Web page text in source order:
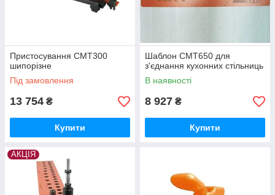
Пристосування СМТ300
шипорізне
Під замовлення
13 754 ₴
Купити
Шаблон СМТ650 для
з'єднання кухонних стільниць
В наявності
8 927 ₴
Купити
АКЦІЯ